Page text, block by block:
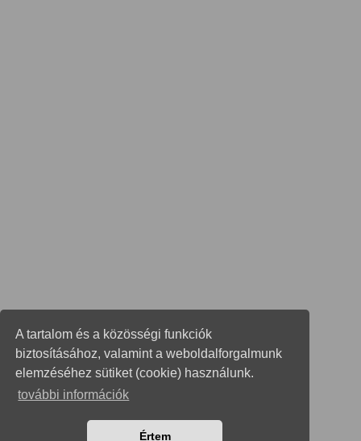
A tartalom és a közösségi funkciók
biztosításához, valamint a weboldalforgalmunk
elemzéséhez sütiket (cookie) használunk.
további információk
Értem